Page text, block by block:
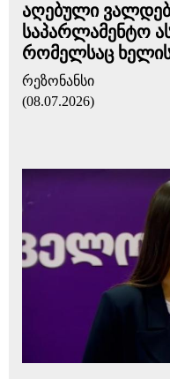
აღებული
საპარლამენტო
რომელსაც
რეზონანსი
(08.07.2026)